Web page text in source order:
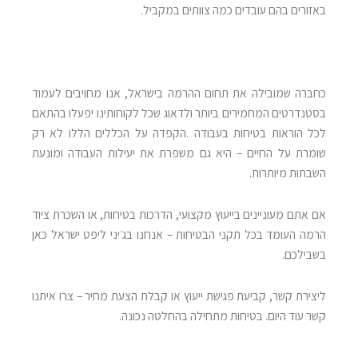
באזורים בהם עובדים כמה צוותים במקביל.
כחברה שמובילה את תחום ההרמה בישראל, אנו מחויבים לעמוד
בסטנדרטים המחמירים ביותר ולדאוג שכל לקוחותינו יפעלו בהתאם
לכל הוראות בטיחות בעבודה .הקפדה על הכללים הללו לא רק
שומרת על החיים – היא גם משפרת את יעילות העבודה ומונעת
השבתות מיותרות.
אם אתם מעוניינים בייעוץ מקצועי, הדרכות בטיחות, או השכרת ציוד
הרמה העומד בכל תקני הבטיחות – אנחנו בג׳יני ליפט ישראל כאן
בשבילכם.
ליצירת קשר, קביעת פגישת ייעוץ או קבלת הצעת מחיר – צרו איתנו
קשר עוד היום. בטיחות מתחילה בהחלטה נכונה.